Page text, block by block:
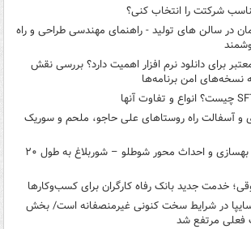
شرکتت را انتخاب کنی؟
در سالن‌ های تولید - راهنمای مهندسی طراحی و راه
برای دانلود نرم افزار اهمیت دارد؟ بررسی نقش
امن برنامه‌ها
و آسفالت راه روستاهای علی حاجو، ملحم و سوریک
فرآیند عملیات اجرایی بهسازی و احداث محور شوطلو – شوربلاغ به طول ۲۰
خدمت جدید بانک رفاه کارگران برای کسب‌وکارها
سایپا در شرایط سخت کنونی غیرمنصفانه است/ بخش
فعلی مرتفع شد